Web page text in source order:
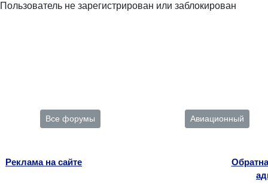
Пользователь не зарегистрирован или заблокирован
Все форумы Авиационный
Реклама на сайте